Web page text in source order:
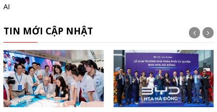
AI
TIN MỚI CẬP NHẬT